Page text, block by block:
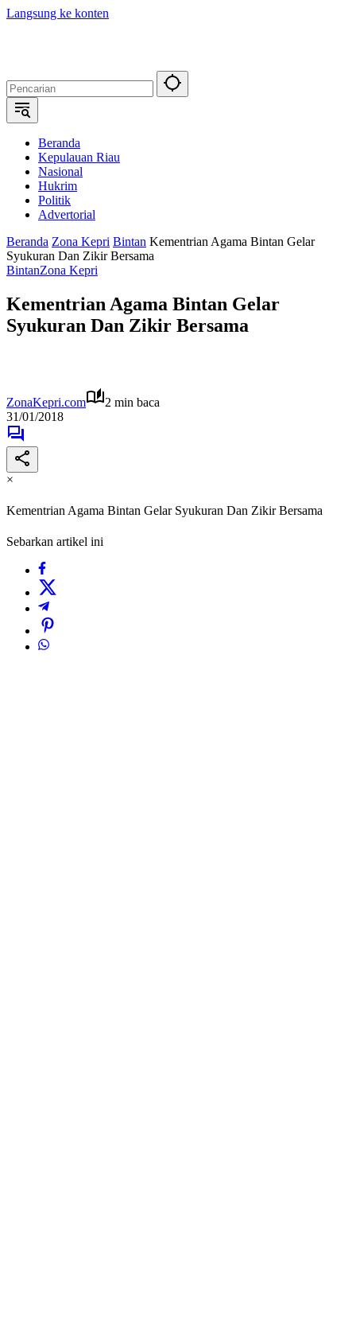
Langsung ke konten
Beranda
Kepulauan Riau
Nasional
Hukrim
Politik
Advertorial
Beranda Zona Kepri Bintan Kementrian Agama Bintan Gelar
Syukuran Dan Zikir Bersama
BintanZona Kepri
Kementrian Agama Bintan Gelar
Syukuran Dan Zikir Bersama
ZonaKepri.com
2 min baca
31/01/2018
×
Kementrian Agama Bintan Gelar Syukuran Dan Zikir Bersama
Sebarkan artikel ini